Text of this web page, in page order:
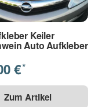
Keiler
Auto Aufkleber
€*
Zum Artikel